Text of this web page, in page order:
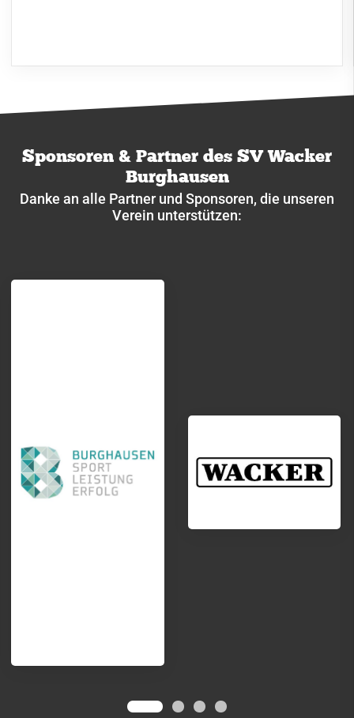
Sponsoren & Partner des SV Wacker
Burghausen
Danke an alle Partner und Sponsoren, die unseren
Verein unterstützen: